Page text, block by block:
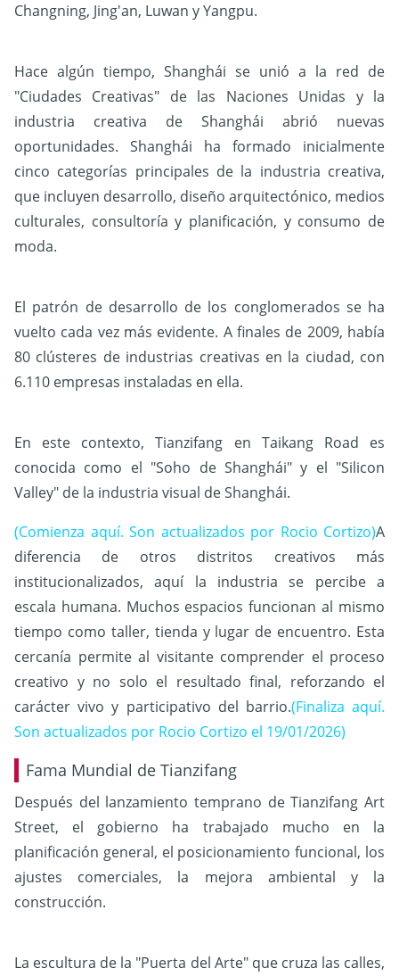
Changning, Jing'an, Luwan y Yangpu.
Hace algún tiempo, Shanghái se unió a la red de
"Ciudades Creativas" de las Naciones Unidas y la
industria creativa de Shanghái abrió nuevas
oportunidades. Shanghái ha formado inicialmente
cinco categorías principales de la industria creativa,
que incluyen desarrollo, diseño arquitectónico, medios
culturales, consultoría y planificación, y consumo de
moda.
El patrón de desarrollo de los conglomerados se ha
vuelto cada vez más evidente. A finales de 2009, había
80 clústeres de industrias creativas en la ciudad, con
6.110 empresas instaladas en ella.
En este contexto, Tianzifang en Taikang Road es
conocida como el "Soho de Shanghái" y el "Silicon
Valley" de la industria visual de Shanghái.
(Comienza aquí. Son actualizados por Rocio Cortizo)A
diferencia de otros distritos creativos más
institucionalizados, aquí la industria se percibe a
escala humana. Muchos espacios funcionan al mismo
tiempo como taller, tienda y lugar de encuentro. Esta
cercanía permite al visitante comprender el proceso
creativo y no solo el resultado final, reforzando el
carácter vivo y participativo del barrio.(Finaliza aquí.
Son actualizados por Rocio Cortizo el 19/01/2026)
Fama Mundial de Tianzifang
Después del lanzamiento temprano de Tianzifang Art
Street, el gobierno ha trabajado mucho en la
planificación general, el posicionamiento funcional, los
ajustes comerciales, la mejora ambiental y la
construcción.
La escultura de la "Puerta del Arte" que cruza las calles,